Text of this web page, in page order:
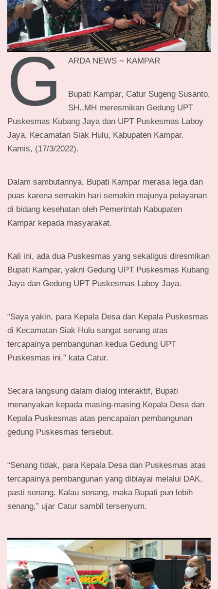
G ARDA NEWS ~ KAMPAR
Bupati Kampar, Catur Sugeng Susanto,
SH.,MH meresmikan Gedung UPT
Puskesmas Kubang Jaya dan UPT Puskesmas Laboy
Jaya, Kecamatan Siak Hulu, Kabupaten Kampar.
Kamis, (17/3/2022).
Dalam sambutannya, Bupati Kampar merasa lega dan
puas karena semakin hari semakin majunya pelayanan
di bidang kesehatan oleh Pemerintah Kabupaten
Kampar kepada masyarakat.
Kali ini, ada dua Puskesmas yang sekaligus diresmikan
Bupati Kampar, yakni Gedung UPT Puskesmas Kubang
Jaya dan Gedung UPT Puskesmas Laboy Jaya.
“Saya yakin, para Kepala Desa dan Kepala Puskesmas
di Kecamatan Siak Hulu sangat senang atas
tercapainya pembangunan kedua Gedung UPT
Puskesmas ini,” kata Catur.
Secara langsung dalam dialog interaktif, Bupati
menanyakan kepada masing-masing Kepala Desa dan
Kepala Puskesmas atas pencapaian pembangunan
gedung Puskesmas tersebut.
“Senang tidak, para Kepala Desa dan Puskesmas atas
tercapainya pembangunan yang dibiayai melalui DAK,
pasti senang. Kalau senang, maka Bupati pun lebih
senang,” ujar Catur sambil tersenyum.